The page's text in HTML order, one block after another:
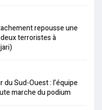
repousse une
terroristes à
du Sud-Ouest : l’équipe
marche du podium